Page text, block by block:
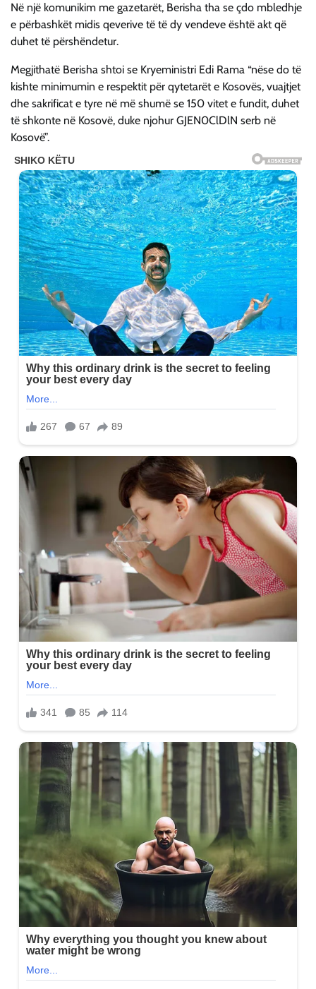
Në një komunikim me gazetarët, Berisha tha se çdo mbledhje
e përbashkët midis qeverive të të dy vendeve është akt që
duhet të përshëndetur.
Megjithatë Berisha shtoi se Kryeministri Edi Rama “nëse do të
kishte minimumin e respektit për qytetarët e Kosovës, vuajtjet
dhe sakrificat e tyre në më shumë se 150 vitet e fundit, duhet
të shkonte në Kosovë, duke njohur GJEN0ClDlN serb në
Kosovë”.